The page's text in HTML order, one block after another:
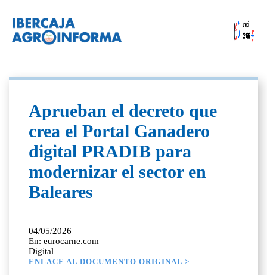
Aprueban el decreto que
crea el Portal Ganadero
digital PRADIB para
modernizar el sector en
Baleares
04/05/2026
En: eurocarne.com
Digital
ENLACE AL DOCUMENTO ORIGINAL >